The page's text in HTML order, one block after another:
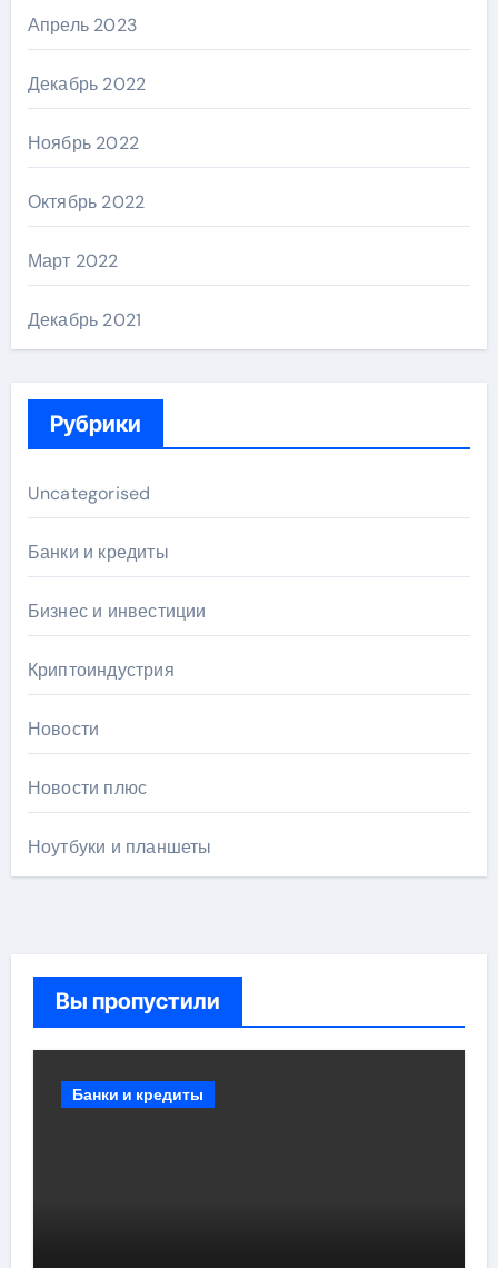
Апрель 2023
Декабрь 2022
Ноябрь 2022
Октябрь 2022
Март 2022
Декабрь 2021
Рубрики
Uncategorised
Банки и кредиты
Бизнес и инвестиции
Криптоиндустрия
Новости
Новости плюс
Ноутбуки и планшеты
Вы пропустили
Банки и кредиты